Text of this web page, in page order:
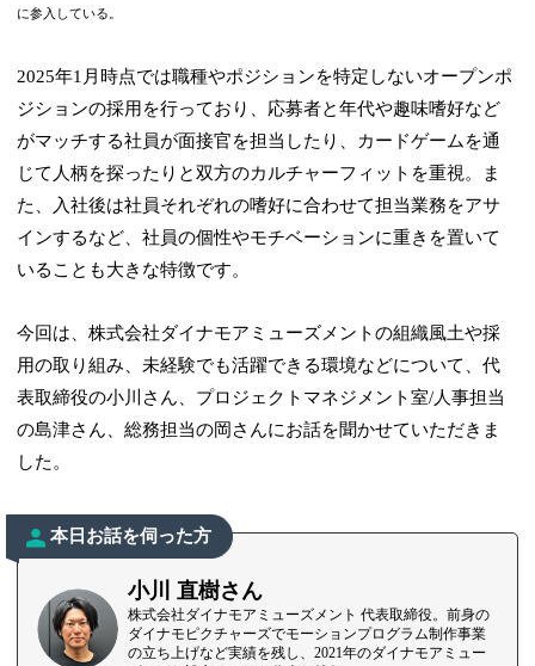
に参入している。
2025年1月時点では職種やポジションを特定しないオープンポ
ジションの採用を行っており、応募者と年代や趣味嗜好など
がマッチする社員が面接官を担当したり、カードゲームを通
じて人柄を探ったりと双方のカルチャーフィットを重視。ま
た、入社後は社員それぞれの嗜好に合わせて担当業務をアサ
インするなど、社員の個性やモチベーションに重きを置いて
いることも大きな特徴です。
今回は、株式会社ダイナモアミューズメントの組織風土や採
用の取り組み、未経験でも活躍できる環境などについて、代
表取締役の小川さん、プロジェクトマネジメント室/人事担当
の島津さん、総務担当の岡さんにお話を聞かせていただきま
した。
本日お話を伺った方
小川 直樹さん
株式会社ダイナモアミューズメント 代表取締役。前身の
ダイナモピクチャーズでモーションプログラム制作事業
の立ち上げなど実績を残し、2021年のダイナモアミュー